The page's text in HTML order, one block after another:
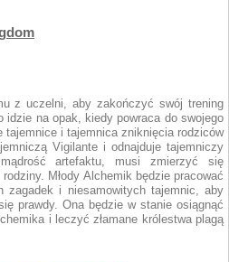
z uczelni, aby zakończyć swój trening
na opak, kiedy powraca do swojego
tajemnice i tajemnica zniknięcia rodziców
Vigilante i odnajduje tajemniczy
artefaktu, musi zmierzyć się
Młody Alchemik będzie pracować
zagadek i niesamowitych tajemnic, aby
prawdy. Ona będzie w stanie osiągnąć
i leczyć złamane królestwa plagą